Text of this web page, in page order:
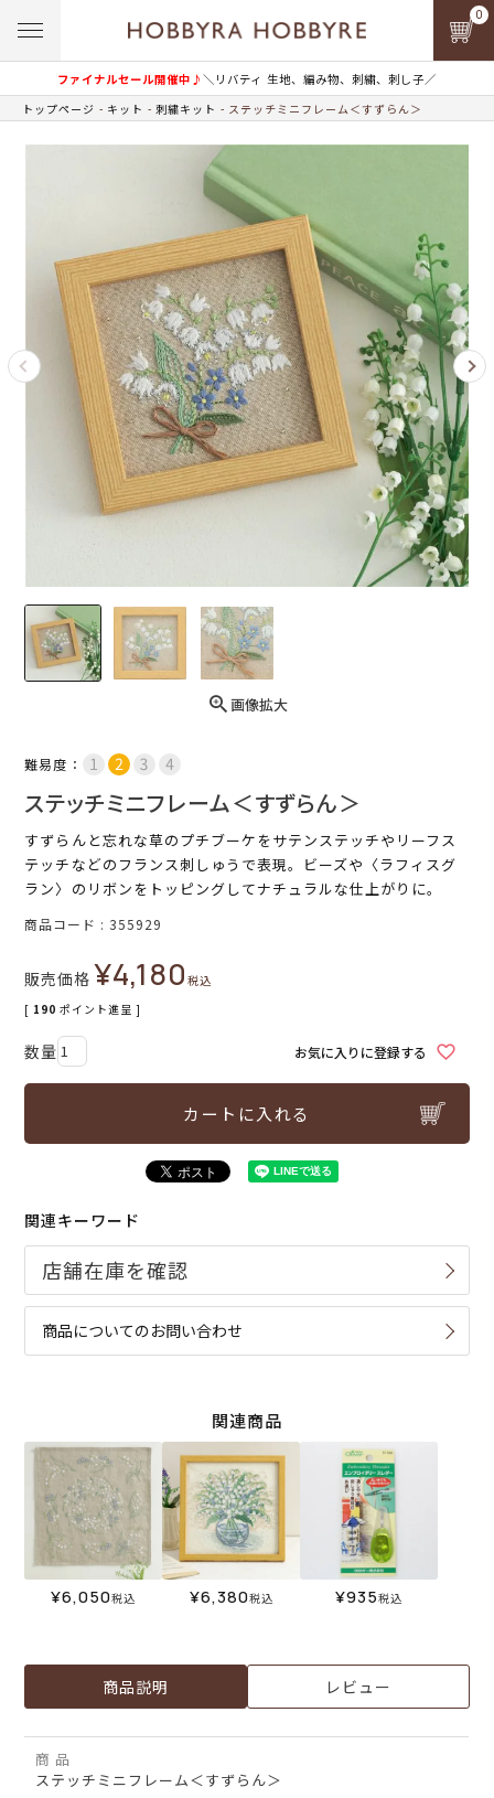
ファイナルセール開催中♪＼リバティ 生地、編み物、刺繍、刺し子／
0
トップページ キット 刺繍キット ステッチミニフレーム＜すずらん＞
画像拡大
難易度：
ステッチミニフレーム＜すずらん＞
すずらんと忘れな草のプチブーケをサテンステッチやリーフス
テッチなどのフランス刺しゅうで表現。ビーズや〈ラフィスグ
ラン〉のリボンをトッピングしてナチュラルな仕上がりに。
商品コード 355929
販売価格 ¥4,180税込
[ 190 ポイント進呈 ]
お気に入りに登録する
カートに入れる
関連キーワード
商品についてのお問い合わせ
関連商品
¥6,050税込 ¥6,380税込 ¥935税込
商品説明 レビュー
商 品
ステッチミニフレーム＜すずらん＞